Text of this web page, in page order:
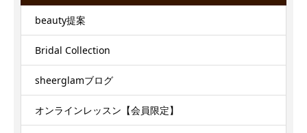
beauty提案
Bridal Collection
sheerglamブログ
オンラインレッスン【会員限定】